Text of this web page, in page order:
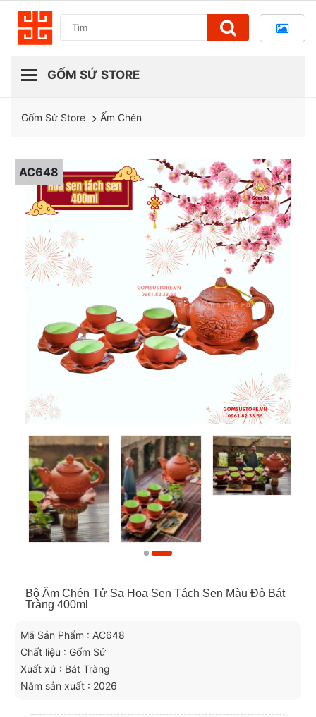
Gốm Sứ Store Ấm Chén
AC648
Bộ Ấm Chén Tử Sa Hoa Sen Tách Sen Màu Đỏ Bát
Tràng 400ml
Mã Sản Phẩm : AC648
Chất liệu : Gốm Sứ
Xuất xứ : Bát Tràng
Năm sản xuất : 2026